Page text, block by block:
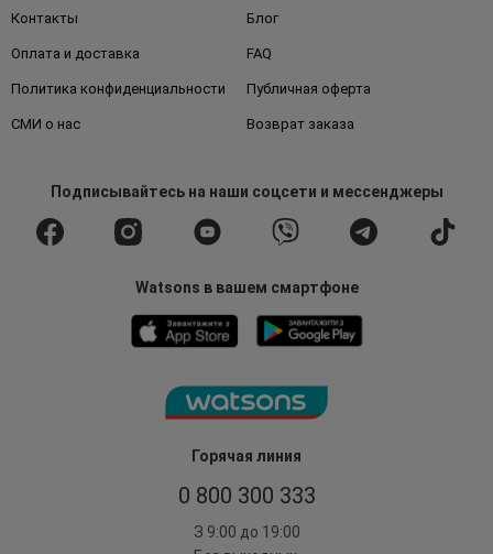
Горячая линия
0 800 300 333
З 9:00 до 19:00
Контакты Блог
Оплата и доставка FAQ
Политика конфиденциальности Публичная оферта
СМИ о нас Возврат заказа
Подписывайтесьна наши соцсети и мессенджеры
Watsons в вашем смартфоне